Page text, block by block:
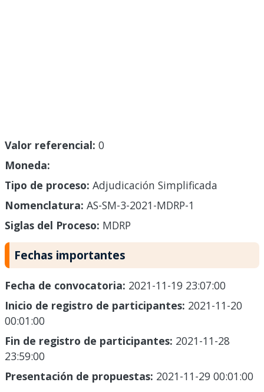
Valor referencial: 0
Moneda:
Tipo de proceso: Adjudicación Simplificada
Nomenclatura: AS-SM-3-2021-MDRP-1
Siglas del Proceso: MDRP
Fechas importantes
Fecha de convocatoria: 2021-11-19 23:07:00
Inicio de registro de participantes: 2021-11-20
00:01:00
Fin de registro de participantes: 2021-11-28
23:59:00
Presentación de propuestas: 2021-11-29 00:01:00